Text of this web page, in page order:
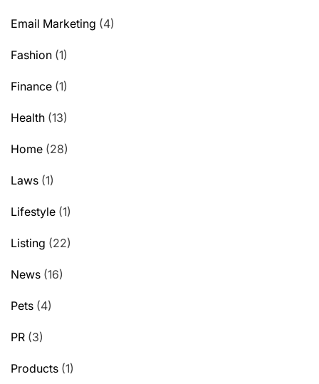
Email Marketing (4)
Fashion (1)
Finance (1)
Health (13)
Home (28)
Laws (1)
Lifestyle (1)
Listing (22)
News (16)
Pets (4)
PR (3)
Products (1)